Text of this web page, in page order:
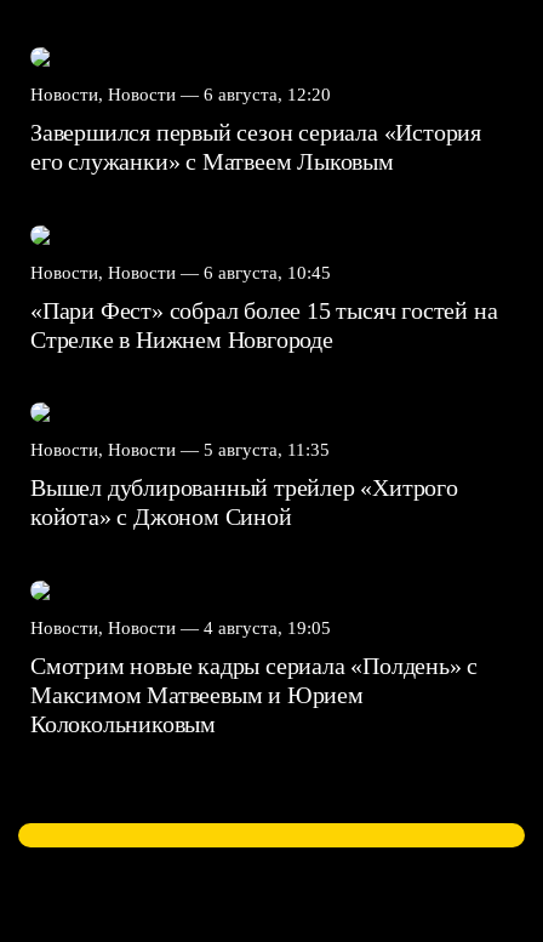
Новости, Новости — 6 августа, 12:20
Завершился первый сезон сериала «История
его служанки» с Матвеем Лыковым
Новости, Новости — 6 августа, 10:45
«Пари Фест» собрал более 15 тысяч гостей на
Стрелке в Нижнем Новгороде
Новости, Новости — 5 августа, 11:35
Вышел дублированный трейлер «Хитрого
койота» с Джоном Синой
Новости, Новости — 4 августа, 19:05
Смотрим новые кадры сериала «Полдень» с
Максимом Матвеевым и Юрием
Колокольниковым